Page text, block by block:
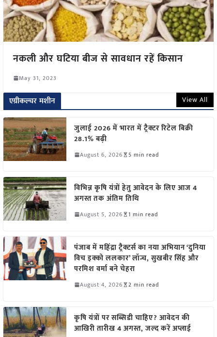
नकली और घटिया बीज से सावधान रहें किसान
May 31, 2023
एग्रीकल्चर मशीन View All
जुलाई 2026 में भारत में ट्रैक्टर रिटेल बिक्री
28.1% बढ़ी
August 6, 2026 5 min read
विभिन्न कृषि यंत्रों हेतु आवेदन के लिए आज 4
अगस्त तक अंतिम तिथि
August 5, 2026 1 min read
पंजाब में महिंद्रा ट्रैक्टर्स का नया अभियान ‘दुनिया
विच इक्को ललकार’ लॉन्च, सुखबीर सिंह और
परमिश वर्मा बने चेहरा
August 4, 2026 2 min read
कृषि यंत्रों पर सब्सिडी चाहिए? आवेदन की
आखिरी तारीख 4 अगस्त, जल्द करें अप्लाई